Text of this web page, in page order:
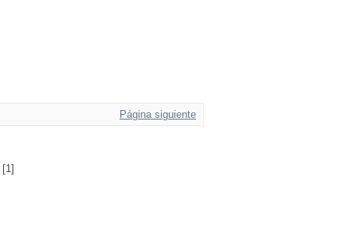
Página siguiente
[1]